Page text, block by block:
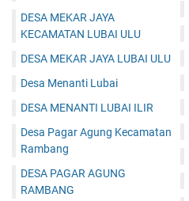
DESA MEKAR JAYA
KECAMATAN LUBAI ULU
DESA MEKAR JAYA LUBAI ULU
Desa Menanti Lubai
DESA MENANTI LUBAI ILIR
Desa Pagar Agung Kecamatan
Rambang
DESA PAGAR AGUNG
RAMBANG